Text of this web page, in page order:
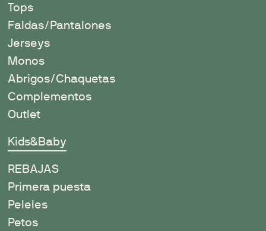
Tops
Faldas/Pantalones
Jerseys
Monos
Abrigos/Chaquetas
Complementos
Outlet
Kids&Baby
REBAJAS
Primera puesta
Peleles
Petos